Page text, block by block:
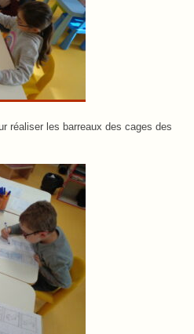
réaliser les barreaux des cages des